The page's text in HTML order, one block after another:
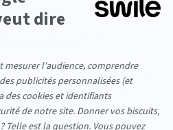
voici déjà un petit
quoi faire ? 🙅‍♂️
réaction. Un bébé qui
:
aucune émotion
âme ? Respirez-vous de
à la raclette ?